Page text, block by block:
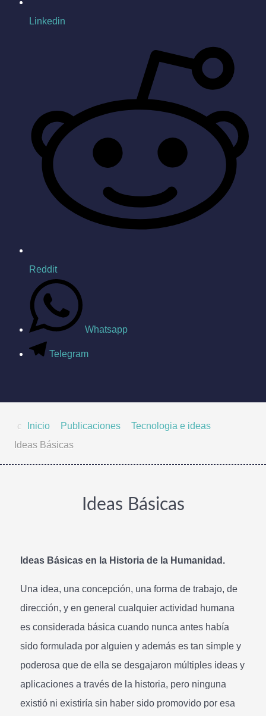
Linkedin
Reddit
Whatsapp
Telegram
Inicio Publicaciones
Tecnologia e ideas
Ideas Básicas
Ideas Básicas
Ideas Básicas en la Historia de la Humanidad.
Una idea, una concepción, una forma de trabajo, de
dirección, y en general cualquier actividad humana
es considerada básica cuando nunca antes había
sido formulada por alguien y además es tan simple y
poderosa que de ella se desgajaron múltiples ideas y
aplicaciones a través de la historia, pero ninguna
existió ni existiría sin haber sido promovido por esa